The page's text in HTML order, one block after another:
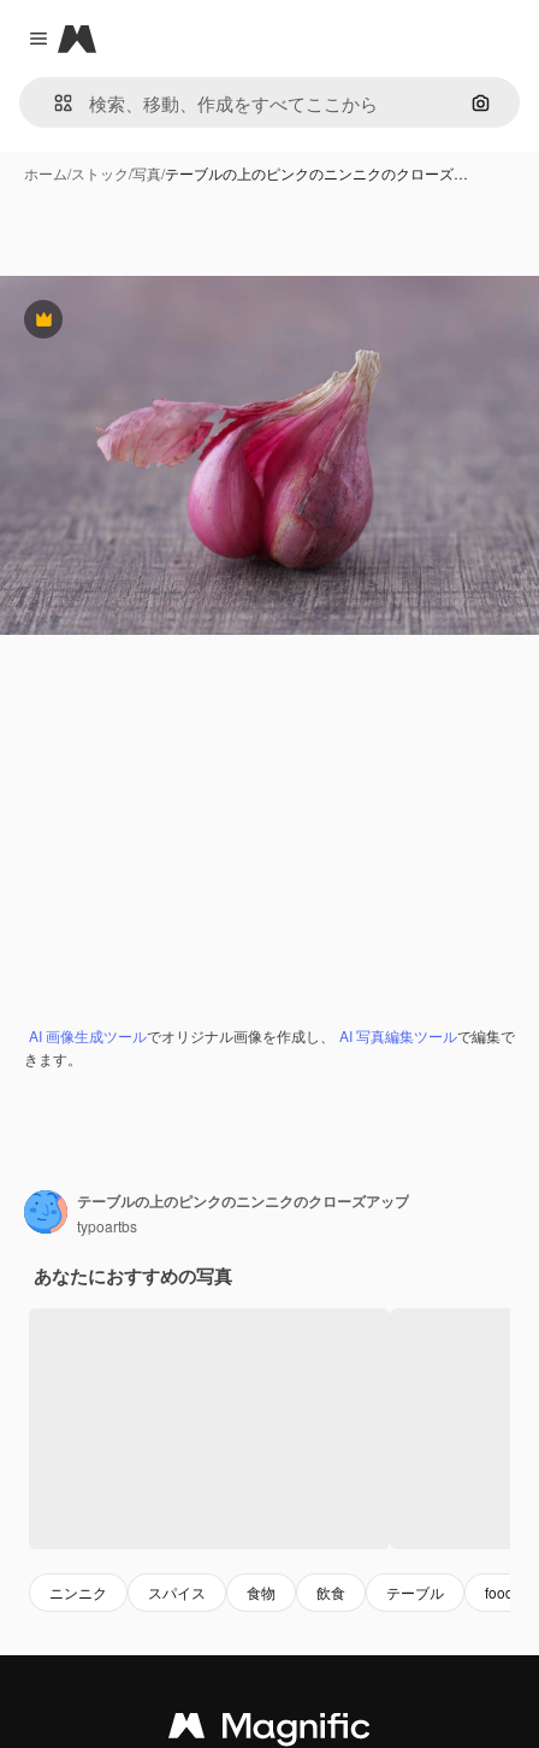
Close menu
Magnific
画像で
ホーム/ストック/写真/テーブルの上のピンクのニンニクのクローズ…
Premium
AI 画像生成ツールでオリジナル画像を作成し、 AI 写真編集ツールで編集で
きます。
テーブルの上のピンクのニンニクのクローズアップ
typoartbs
あなたにおすすめの写真
ニンニク スパイス 食物 飲食 テーブル food